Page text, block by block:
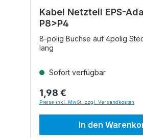
Kabel Netzteil EPS-
P8>P4
8-polig Buchse auf 4polig
lang
Sofort verfügbar
1,98 €
Preise inkl. MwSt. zzgl. Versandkosten
In den